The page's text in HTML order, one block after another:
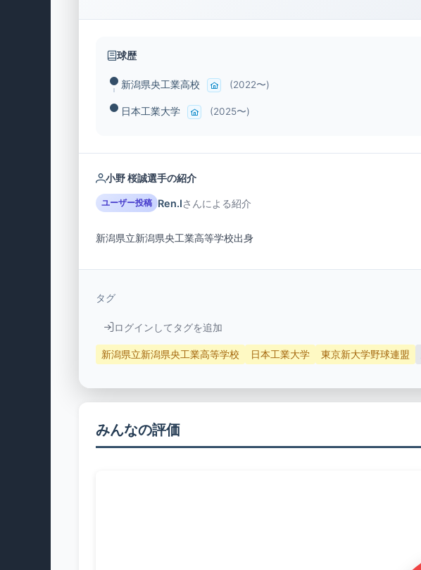
球歴
新潟県央工業高校 (2022〜)
日本工業大学 (2025〜)
小野 桜誠選手の紹介
ユーザー投稿 Ren.Iさんによる紹介
新潟県立新潟県央工業高等学校出身
タグ
ログインしてタグを追加
新潟県立新潟県央工業高等学校 日本工業大学 東京新大学野球連盟
みんなの評価